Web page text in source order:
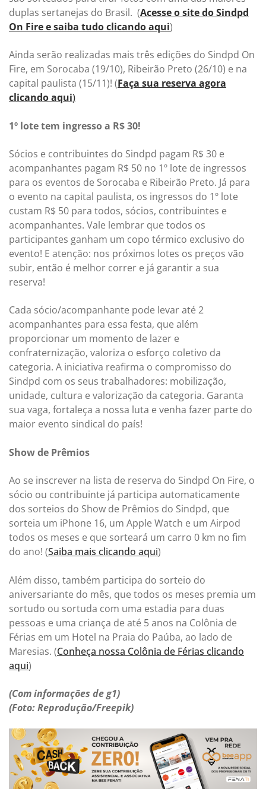
duplas sertanejas do Brasil. (Acesse o site do Sindpd
On Fire e saiba tudo clicando aqui)
Ainda serão realizadas mais três edições do Sindpd On
Fire, em Sorocaba (19/10), Ribeirão Preto (26/10) e na
capital paulista (15/11)! (Faça sua reserva agora
clicando aqui)
1º lote tem ingresso a R$ 30!
Sócios e contribuintes do Sindpd pagam R$ 30 e
acompanhantes pagam R$ 50 no 1º lote de ingressos
para os eventos de Sorocaba e Ribeirão Preto. Já para
o evento na capital paulista, os ingressos do 1º lote
custam R$ 50 para todos, sócios, contribuintes e
acompanhantes. Vale lembrar que todos os
participantes ganham um copo térmico exclusivo do
evento! E atenção: nos próximos lotes os preços vão
subir, então é melhor correr e já garantir a sua
reserva!
Cada sócio/acompanhante pode levar até 2
acompanhantes para essa festa, que além
proporcionar um momento de lazer e
confraternização, valoriza o esforço coletivo da
categoria. A iniciativa reafirma o compromisso do
Sindpd com os seus trabalhadores: mobilização,
unidade, cultura e valorização da categoria. Garanta
sua vaga, fortaleça a nossa luta e venha fazer parte do
maior evento sindical do país!
Show de Prêmios
Ao se inscrever na lista de reserva do Sindpd On Fire, o
sócio ou contribuinte já participa automaticamente
dos sorteios do Show de Prêmios do Sindpd, que
sorteia um iPhone 16, um Apple Watch e um Airpod
todos os meses e que sorteará um carro 0 km no fim
do ano! (Saiba mais clicando aqui)
Além disso, também participa do sorteio do
aniversariante do mês, que todos os meses premia um
sortudo ou sortuda com uma estadia para duas
pessoas e uma criança de até 5 anos na Colônia de
Férias em um Hotel na Praia do Paúba, ao lado de
Maresias. (Conheça nossa Colônia de Férias clicando
aqui)
(Com informações de g1)
(Foto: Reprodução/Freepik)